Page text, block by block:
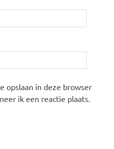
opslaan in deze browser
ik een reactie plaats.